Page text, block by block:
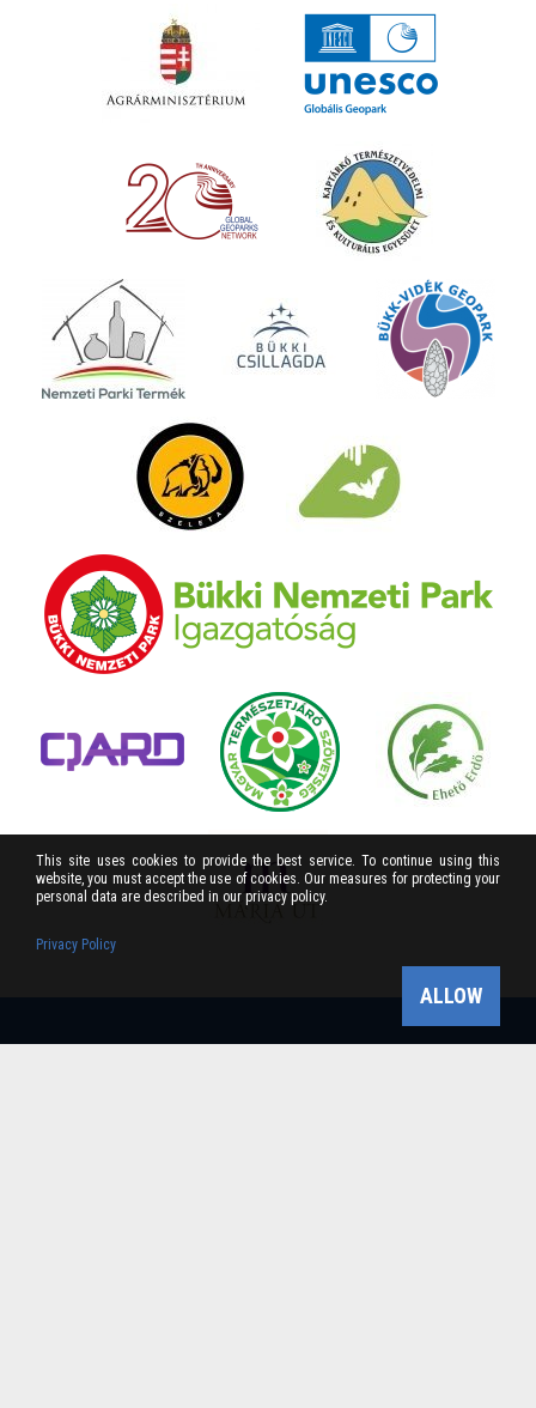
This site uses cookies to provide the best service. To continue using this
website, you must accept the use of cookies. Our measures for protecting your
personal data are described in our privacy policy.
Privacy Policy
ALLOW